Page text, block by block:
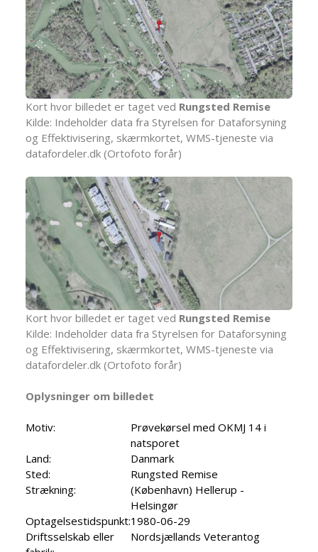
Kort hvor billedet er taget ved Rungsted Remise
Kilde: Indeholder data fra Styrelsen for Dataforsyning
og Effektivisering, skærmkortet, WMS-tjeneste via
datafordeler.dk (Ortofoto forår)
Kort hvor billedet er taget ved Rungsted Remise
Kilde: Indeholder data fra Styrelsen for Dataforsyning
og Effektivisering, skærmkortet, WMS-tjeneste via
datafordeler.dk (Ortofoto forår)
Oplysninger om billedet
Motiv:
Prøvekørsel med OKMJ 14 i
natsporet
Land:
Danmark
Sted:
Rungsted Remise
Strækning:
(København) Hellerup -
Helsingør
Optagelsestidspunkt:1980-06-29
Driftsselskab eller
Nordsjællands Veterantog